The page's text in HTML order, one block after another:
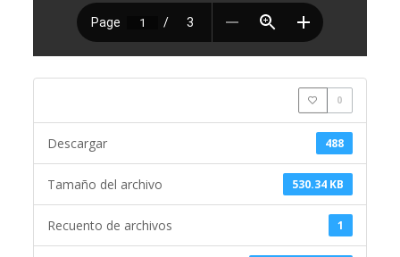
0
488
Descargar
530.34 KB
Tamaño del archivo
1
Recuento de archivos